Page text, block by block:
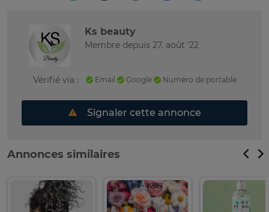
Ks beauty
Membre depuis 27. août '22
Vérifié via : Email Google Numéro de portable
Signaler cette annonce
Annonces similaires